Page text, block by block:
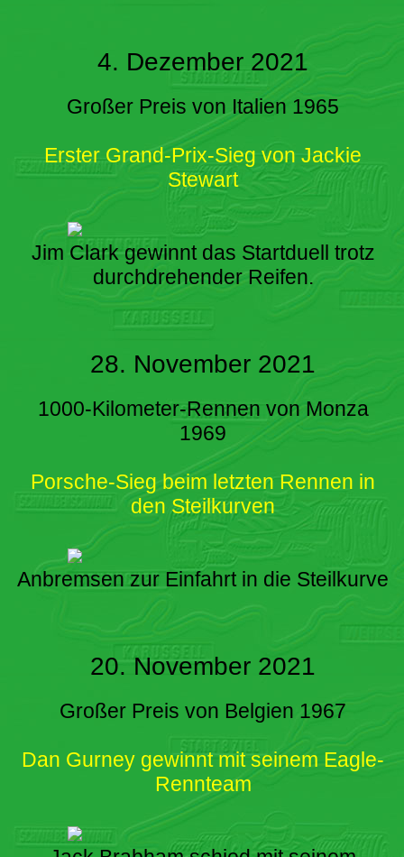
4. Dezember 2021
Großer Preis von Italien 1965
Erster Grand-Prix-Sieg von Jackie
Stewart
Jim Clark gewinnt das Startduell trotz
durchdrehender Reifen.
28. November 2021
1000-Kilometer-Rennen von Monza
1969
Porsche-Sieg beim letzten Rennen in
den Steilkurven
Anbremsen zur Einfahrt in die Steilkurve
20. November 2021
Großer Preis von Belgien 1967
Dan Gurney gewinnt mit seinem Eagle-
Rennteam